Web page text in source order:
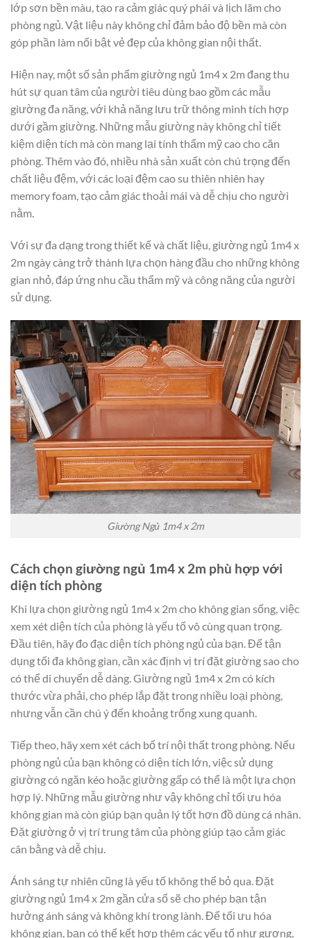
lớp sơn bền màu, tạo ra cảm giác quý phái và lịch lãm cho
phòng ngủ. Vật liệu này không chỉ đảm bảo độ bền mà còn
góp phần làm nổi bật vẻ đẹp của không gian nội thất.
Hiện nay, một số sản phẩm giường ngủ 1m4 x 2m đang thu
hút sự quan tâm của người tiêu dùng bao gồm các mẫu
giường đa năng, với khả năng lưu trữ thông minh tích hợp
dưới gầm giường. Những mẫu giường này không chỉ tiết
kiệm diện tích mà còn mang lại tính thẩm mỹ cao cho căn
phòng. Thêm vào đó, nhiều nhà sản xuất còn chú trọng đến
chất liệu đệm, với các loại đệm cao su thiên nhiên hay
memory foam, tạo cảm giác thoải mái và dễ chịu cho người
nằm.
Với sự đa dạng trong thiết kế và chất liệu, giường ngủ 1m4 x
2m ngày càng trở thành lựa chọn hàng đầu cho những không
gian nhỏ, đáp ứng nhu cầu thẩm mỹ và công năng của người
sử dụng.
Giường Ngủ 1m4 x 2m
Cách chọn giường ngủ 1m4 x 2m phù hợp với
diện tích phòng
Khi lựa chọn giường ngủ 1m4 x 2m cho không gian sống, việc
xem xét diện tích của phòng là yếu tố vô cùng quan trọng.
Đầu tiên, hãy đo đạc diện tích phòng ngủ của bạn. Để tận
dụng tối đa không gian, cần xác định vị trí đặt giường sao cho
có thể di chuyển dễ dàng. Giường ngủ 1m4 x 2m có kích
thước vừa phải, cho phép lắp đặt trong nhiều loại phòng,
nhưng vẫn cần chú ý đến khoảng trống xung quanh.
Tiếp theo, hãy xem xét cách bố trí nội thất trong phòng. Nếu
phòng ngủ của bạn không có diện tích lớn, việc sử dụng
giường có ngăn kéo hoặc giường gấp có thể là một lựa chọn
hợp lý. Những mẫu giường như vậy không chỉ tối ưu hóa
không gian mà còn giúp bạn quản lý tốt hơn đồ dùng cá nhân.
Đặt giường ở vị trí trung tâm của phòng giúp tạo cảm giác
cân bằng và dễ chịu.
Ánh sáng tự nhiên cũng là yếu tố không thể bỏ qua. Đặt
giường ngủ 1m4 x 2m gần cửa sổ sẽ cho phép bạn tận
hưởng ánh sáng và không khí trong lành. Để tối ưu hóa
không gian, bạn có thể kết hợp thêm các yếu tố như gương,